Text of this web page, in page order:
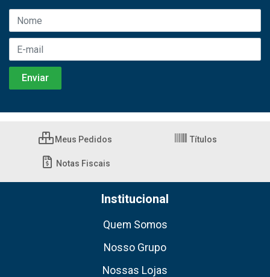
Meus Pedidos Títulos
Notas Fiscais
Institucional
Quem Somos
Nosso Grupo
Nossas Lojas